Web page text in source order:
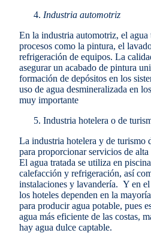
Industria automotriz
En la industria automotriz, el agua
procesos como la pintura, el
refrigeración de equipos. La
asegurar un acabado de pintura
formación de depósitos en los
uso de agua desmineralizada en
muy importante
Industria hotelera o de
La industria hotelera y de turismo
para proporcionar servicios de alta
El agua tratada se utiliza en
calefacción y refrigeración, así
instalaciones y lavandería. Y en el
los hoteles dependen en la
para producir agua potable, pues
agua más eficiente de las costas,
hay agua dulce captable.